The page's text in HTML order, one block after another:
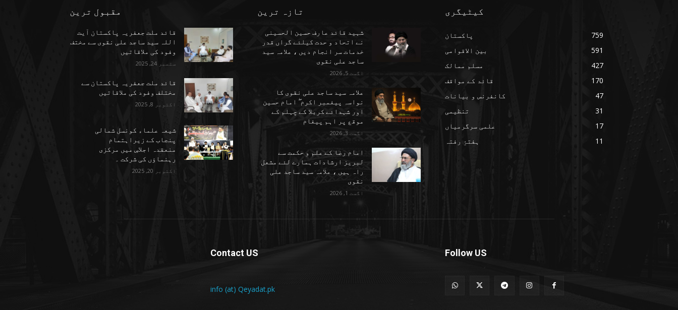
مقبول ترین
قائد ملت جعفریہ پاکستان آیت
اللہ سید ساجد علی نقوی سے مختف
وفود کی ملاقاتیں
ستمبر 24, 2025
قائد ملت جعفریہ پاکستان سے
مختلف وفود کی ملاقاتیں
اکتوبر 8, 2025
شیعہ علماء کونسل شمالی
پنجاب کے زیراہتمام
منعقدہ اجلاسِ میں مرکزی
رہنماؤں کی شرکت ۔
اکتوبر 20, 2025
تازہ ترین
شہید قائد عارف حسین الحسینی
نے اتحاد و حدت کیلئے گراں قدر
خدمات سر انجام دیں ، علامہ سید
ساجد علی نقوی
اگست 5, 2026
علامہ سید ساجد علی نقوی کا
نواسہ پیغمبر اکرم ۖ امام حسین
اور شہدائے کربلا کے چہلم کے
موقع پر اہم پیغام
اگست 3, 2026
امام رضا کے علم و حکمت سے
لبریز ارشادات ہمارے لئے مشعل
راہ ہیں ، علامہ سید ساجد علی
نقوی
اگست 1, 2026
کیٹیگری
پاکستان
759
بین الاقوامی
591
مسلم ممالک
427
قائد کے مواقف
170
کانفرنس و بیانات
47
تنظیمی
31
علمی سرگرمیاں
17
ہفتۂِ رفتہ
11
Contact US
info (at) Qeyadat.pk
Follow US